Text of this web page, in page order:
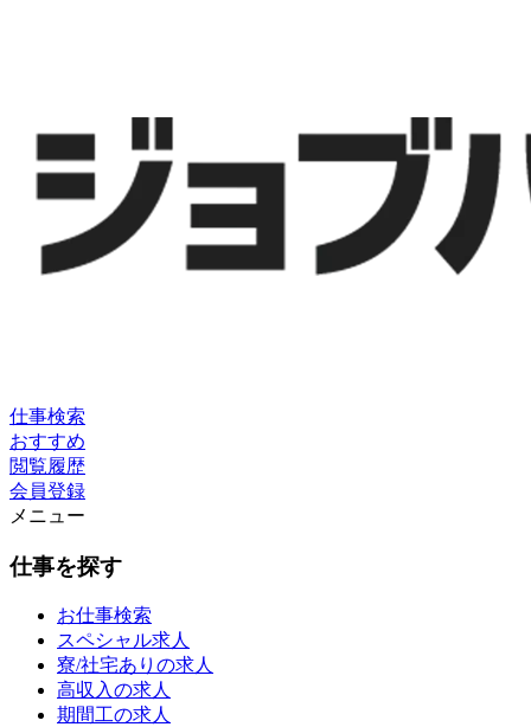
仕事検索
おすすめ
閲覧履歴
会員登録
メニュー
仕事を探す
お仕事検索
スペシャル求人
寮/社宅ありの求人
高収入の求人
期間工の求人